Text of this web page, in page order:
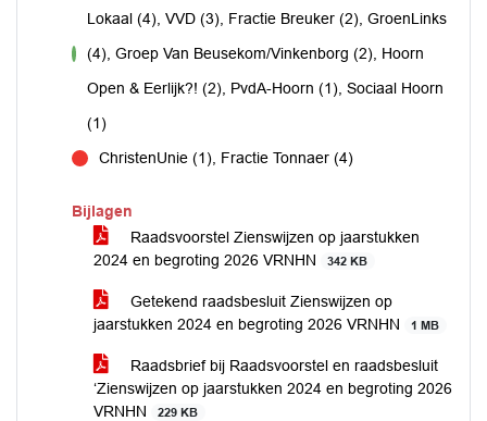
Lokaal (4), VVD (3), Fractie Breuker (2), GroenLinks
(4), Groep Van Beusekom/Vinkenborg (2), Hoorn
Open & Eerlijk?! (2), PvdA-Hoorn (1), Sociaal Hoorn
(1)
ChristenUnie (1), Fractie Tonnaer (4)
Bijlagen
Raadsvoorstel Zienswijzen op jaarstukken
2024 en begroting 2026 VRNHN
342 KB
Getekend raadsbesluit Zienswijzen op
jaarstukken 2024 en begroting 2026 VRNHN
1 MB
Raadsbrief bij Raadsvoorstel en raadsbesluit
‘Zienswijzen op jaarstukken 2024 en begroting 2026
VRNHN
229 KB